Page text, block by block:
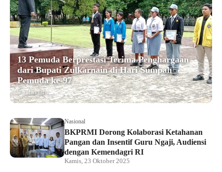
13 Pemuda Berprestasi Terima Penghargaan
dari Bupati Zulkarnain di Hari Sumpah
Pemuda ke-97
9 bulan lalu
Nasional
BKPRMI Dorong Kolaborasi Ketahanan
Pangan dan Insentif Guru Ngaji, Audiensi
dengan Kemendagri RI
Kamis, 23 Oktober 2025